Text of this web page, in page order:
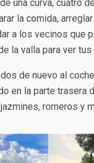
una curva, cuatro
la comida,
a los vecinos que
la valla para ver
de nuevo al
en la parte trasera
romeros y